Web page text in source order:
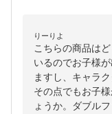
りーりよ
こちらの商品は
いるのでお子様
ますし、キャラ
その点でもお子
ょうか。ダブル